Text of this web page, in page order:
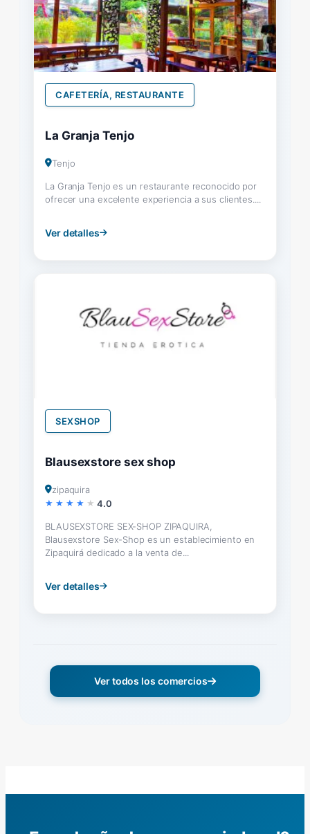
CAFETERÍA, RESTAURANTE
La Granja Tenjo
Tenjo
La Granja Tenjo es un restaurante reconocido por
ofrecer una excelente experiencia a sus clientes....
Ver detalles
SEXSHOP
Blausexstore sex shop
zipaquira
4.0
BLAUSEXSTORE SEX-SHOP ZIPAQUIRA,
Blausexstore Sex-Shop es un establecimiento en
Zipaquirá dedicado a la venta de...
Ver detalles
Ver todos los comercios